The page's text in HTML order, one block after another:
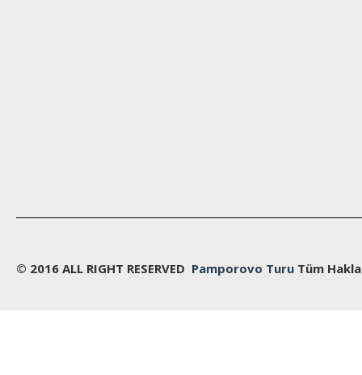
© 2016 ALL RIGHT RESERVED Pamporovo Turu Tüm